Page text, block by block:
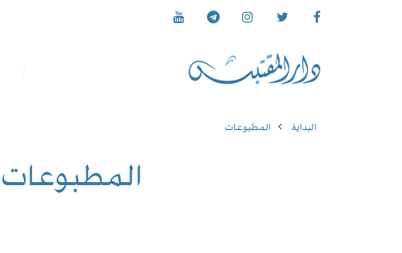
البداية المطبوعات
المطبوعات